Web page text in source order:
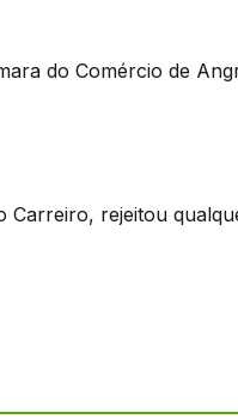
do Comércio de
rejeitou